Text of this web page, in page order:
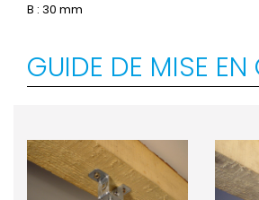
B : 30 mm
GUIDE DE MISE EN